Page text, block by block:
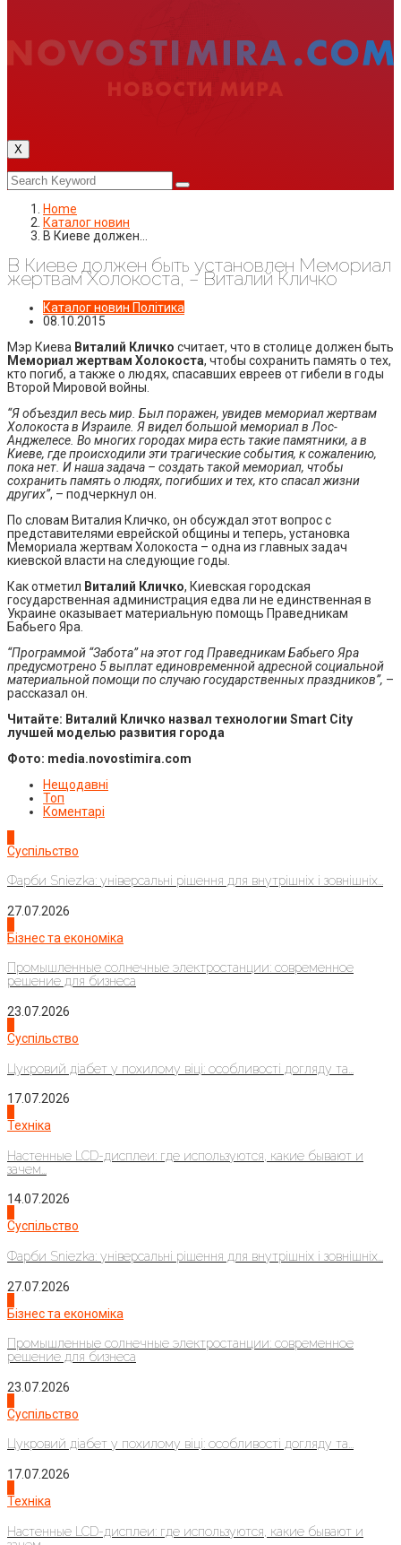
X
Home
Каталог новин
В Киеве должен…
В Киеве должен быть установлен Мемориал
жертвам Холокоста, – Виталий Кличко
Каталог новин Політика
08.10.2015
Мэр Киева Виталий Кличко считает, что в столице должен быть
Мемориал жертвам Холокоста, чтобы сохранить память о тех,
кто погиб, а также о людях, спасавших евреев от гибели в годы
Второй Мировой войны.
“Я объездил весь мир. Был поражен, увидев мемориал жертвам
Холокоста в Израиле. Я видел большой мемориал в Лос-
Анджелесе. Во многих городах мира есть такие памятники, а в
Киеве, где происходили эти трагические события, к сожалению,
пока нет. И наша задача – создать такой мемориал, чтобы
сохранить память о людях, погибших и тех, кто спасал жизни
других”, – подчеркнул он.
По словам Виталия Кличко, он обсуждал этот вопрос с
представителями еврейской общины и теперь, установка
Мемориала жертвам Холокоста – одна из главных задач
киевской власти на следующие годы.
Как отметил Виталий Кличко, Киевская городская
государственная администрация едва ли не единственная в
Украине оказывает материальную помощь Праведникам
Бабьего Яра.
“Программой “Забота” на этот год Праведникам Бабьего Яра
предусмотрено 5 выплат единовременной адресной социальной
материальной помощи по случаю государственных праздников”, –
рассказал он.
Читайте: Виталий Кличко назвал технологии Smart City
лучшей моделью развития города
Фото: media.novostimira.com
Нещодавні
Топ
Коментарі
Суспільство
Фарби Sniezka: універсальні рішення для внутрішніх і зовнішніх...
27.07.2026
Бізнес та економіка
Промышленные солнечные электростанции: современное
решение для бизнеса
23.07.2026
Суспільство
Цукровий діабет у похилому віці: особливості догляду та...
17.07.2026
Техніка
Настенные LCD-дисплеи: где используются, какие бывают и
зачем...
14.07.2026
Суспільство
Фарби Sniezka: універсальні рішення для внутрішніх і зовнішніх...
27.07.2026
Бізнес та економіка
Промышленные солнечные электростанции: современное
решение для бизнеса
23.07.2026
Суспільство
Цукровий діабет у похилому віці: особливості догляду та...
17.07.2026
Техніка
Настенные LCD-дисплеи: где используются, какие бывают и